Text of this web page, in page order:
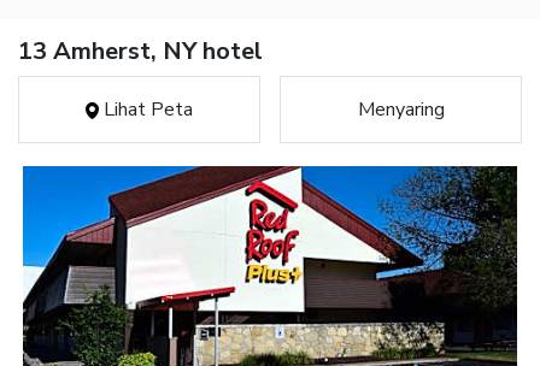
13 Amherst, NY hotel
Lihat Peta Menyaring